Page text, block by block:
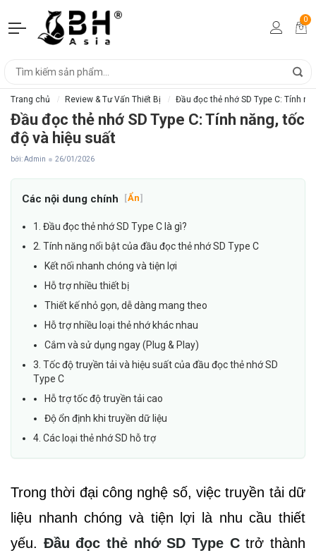
0
Trang chủ Review & Tư Vấn Thiết Bị Đầu đọc thẻ nhớ SD Type C: Tính
Đầu đọc thẻ nhớ SD Type C: Tính năng, tốc
độ và hiệu suất
bởi: Admin 26/01/2026
Các nội dung chính [Ẩn]
1. Đầu đọc thẻ nhớ SD Type C là gì?
2. Tính năng nổi bật của đầu đọc thẻ nhớ SD Type C
Kết nối nhanh chóng và tiện lợi
Hỗ trợ nhiều thiết bị
Thiết kế nhỏ gọn, dễ dàng mang theo
Hỗ trợ nhiều loại thẻ nhớ khác nhau
Cắm và sử dụng ngay (Plug & Play)
3. Tốc độ truyền tải và hiệu suất của đầu đọc thẻ nhớ SD
Type C
Hỗ trợ tốc độ truyền tải cao
Độ ổn định khi truyền dữ liệu
4. Các loại thẻ nhớ SD hỗ trợ
Trong thời đại công nghệ số, việc truyền tải dữ
liệu nhanh chóng và tiện lợi là nhu cầu thiết
yếu. Đầu đọc thẻ nhớ SD Type Ctrở thành